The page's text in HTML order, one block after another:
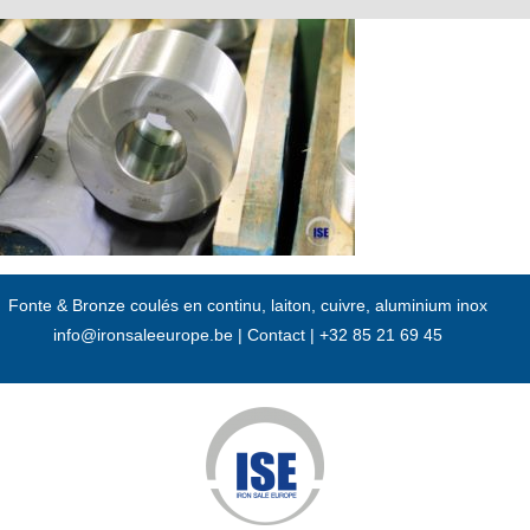
Passer
au
contenu
Fonte & Bronze coulés en continu, laiton, cuivre, aluminium inox
info@ironsaleeurope.be| Contact | +32 85 21 69 45